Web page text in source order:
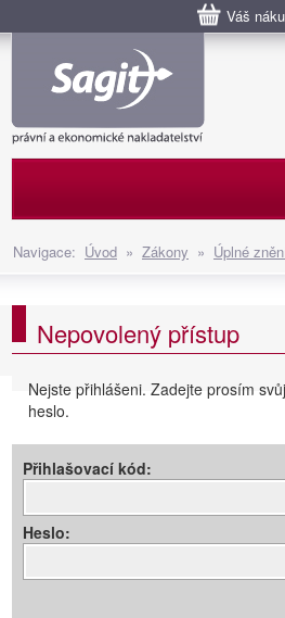
Váš
Navigace: Úvod » Zákony » Úplné
Nepovolený přístup
Nejste přihlášeni. Zadejte prosím
heslo.
Přihlašovací kód:
Heslo: